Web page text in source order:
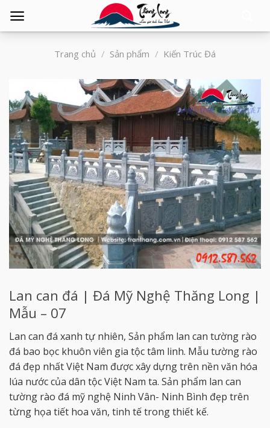
Trang chủ / Sản phẩm / Kiến Trúc Đá
Lan can đá | Đá Mỹ Nghệ Thăng Long |
Mẫu – 07
Lan can đá xanh tự nhiên, Sản phẩm lan can tường rào
đá bao bọc khuôn viên gia tộc tâm linh. Mẫu tường rào
đá đẹp nhất Việt Nam được xây dựng trên nền văn hóa
lúa nước của dân tộc Việt Nam ta. Sản phẩm lan can
tường rào đá mỹ nghệ Ninh Vân- Ninh Bình đẹp trên
từng họa tiết hoa văn, tinh tế trong thiết kế.